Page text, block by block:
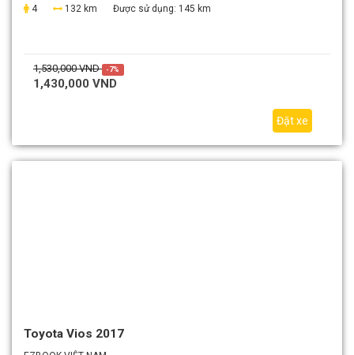
4
132 km Được sử dụng: 145 km
1,530,000 VND -7%
1,430,000 VND
Đặt xe
Toyota Vios 2017